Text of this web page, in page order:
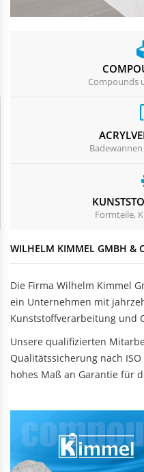
Viertelkreisduschen
Compounds
Formteile,
WILHELM KIMMEL GMBH &
Die Firma Wilhelm Kimmel
ein Unternehmen mit
Kunststoffverarbeitung und
Unsere qualifizierten
Qualitätssicherung nach
hohes Maß an Garantie für